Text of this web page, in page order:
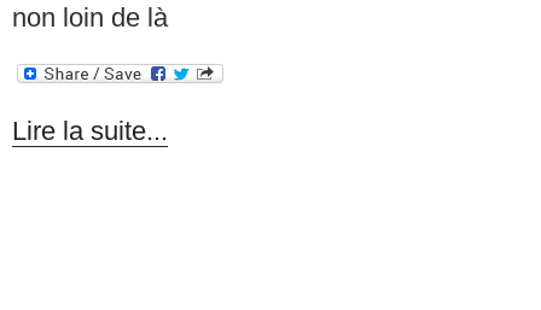
non loin de là
Lire la suite...